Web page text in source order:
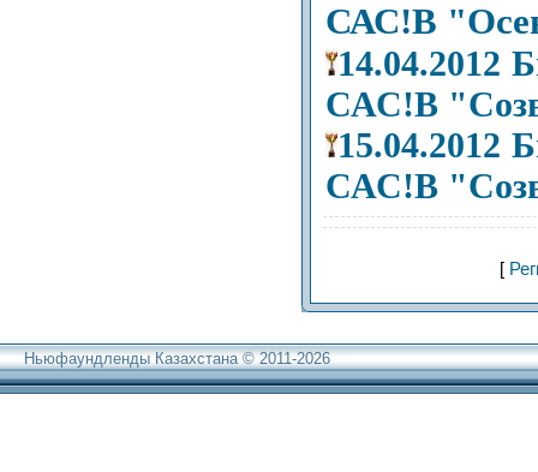
САС!В
САС!В
САС!В
[
Ньюфаундленды Казахстана © 2011-2026